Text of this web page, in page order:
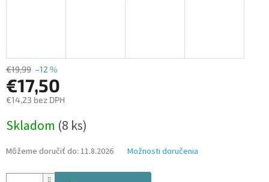
€19,99 –12 %
€17,50
€14,23 bez DPH
cena:
Skladom (8 ks)
Môžeme doručiť do: 11.8.2026 Možnosti doručenia